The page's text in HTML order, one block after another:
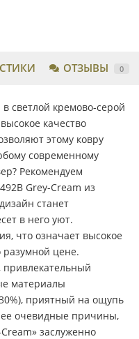
ОТЗЫВЫ 0
светлой кремово-серой
качество
этому ковру
современному
Рекомендуем
Grey-Cream из
станет
в него уют.
что означает высокое
разумной цене.
материалы
приятный на ощупь
очевидные причины,
заслуженно